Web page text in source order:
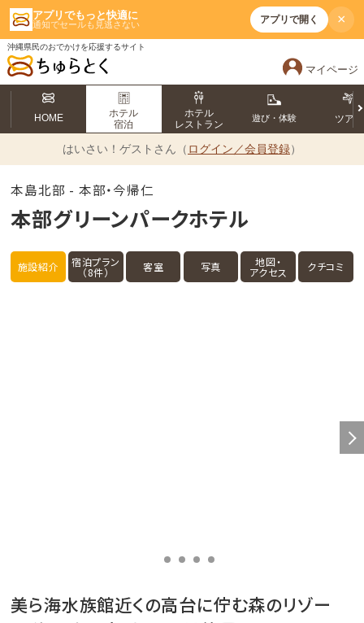
アプリでもっと快適に
通知でセールも見逃さない アプリで開く ×
沖縄県民のおでかけを応援するサイト
マイページ
HOME
ホテル
宿泊
ホテル
レストラン
遊び・体験 ツアー
はいさい！ ゲストさん（ ログイン／会員登録）
本島北部 - 本部・今帰仁
本部グリーンパークホテル
施設紹介 宿泊プラン
（8件） 客室 写真 地図・
アクセス クチコミ
美ら海水族館近くの高台に佇む森のリゾー